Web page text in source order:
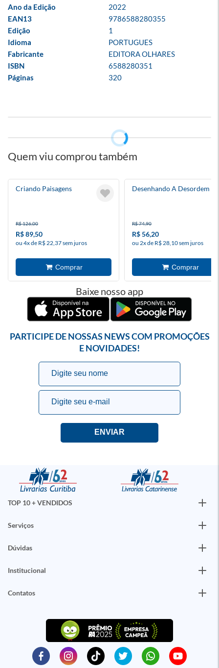
Ano da Edição
2022
EAN13
9786588280355
Edição
1
Idioma
PORTUGUES
Fabricante
EDITORA OLHARES
ISBN
6588280351
Páginas
320
Quem viu comprou também
Criando Paisagens
R$ 126,00
R$ 89,50
ou 4x de R$ 22,37 sem juros
Desenhando A Desordem
R$ 74,90
R$ 56,20
ou 2x de R$ 28,10 sem juros
Baixe nosso app
PARTICIPE DE NOSSAS NEWS COM PROMOÇÕES
E NOVIDADES!
TOP 10 + VENDIDOS
Serviços
Dúvidas
Institucional
Contatos